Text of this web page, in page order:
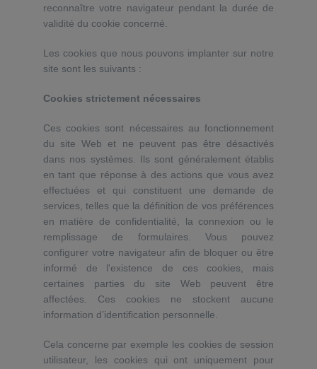
reconnaître votre navigateur pendant la durée de
validité du cookie concerné.
Les cookies que nous pouvons implanter sur notre
site sont les suivants :
Cookies strictement nécessaires
Ces cookies sont nécessaires au fonctionnement
du site Web et ne peuvent pas être désactivés
dans nos systèmes. Ils sont généralement établis
en tant que réponse à des actions que vous avez
effectuées et qui constituent une demande de
services, telles que la définition de vos préférences
en matière de confidentialité, la connexion ou le
remplissage de formulaires. Vous pouvez
configurer votre navigateur afin de bloquer ou être
informé de l'existence de ces cookies, mais
certaines parties du site Web peuvent être
affectées. Ces cookies ne stockent aucune
information d’identification personnelle.
Cela concerne par exemple les cookies de session
utilisateur, les cookies qui ont uniquement pour